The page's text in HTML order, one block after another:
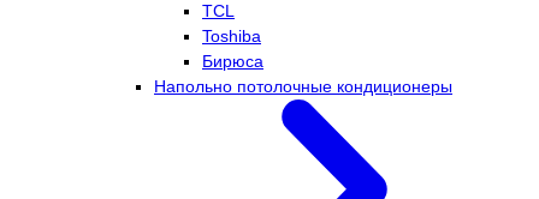
TCL
Toshiba
Бирюса
Напольно потолочные кондиционеры